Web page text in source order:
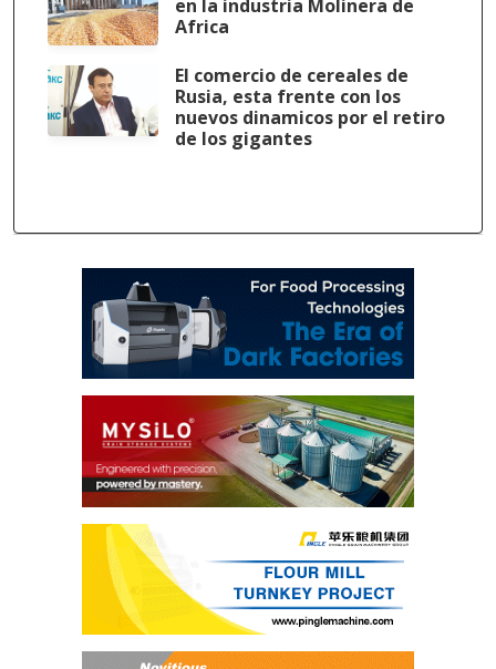
en la industria Molinera de
Africa
El comercio de cereales de
Rusia, esta frente con los
nuevos dinamicos por el retiro
de los gigantes